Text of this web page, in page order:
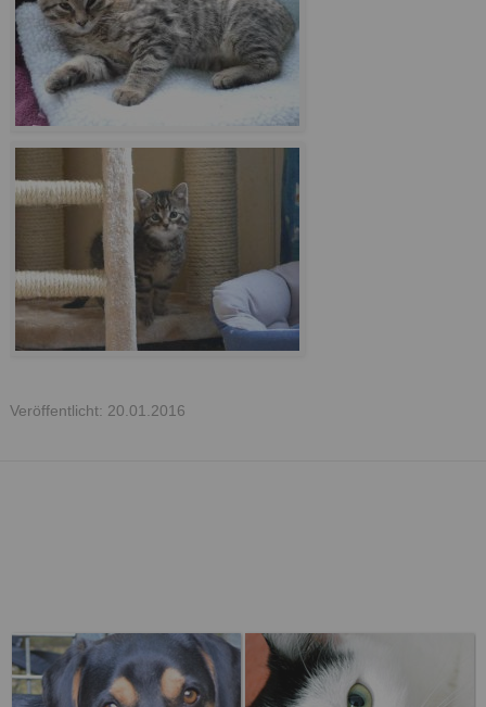
Veröffentlicht: 20.01.2016